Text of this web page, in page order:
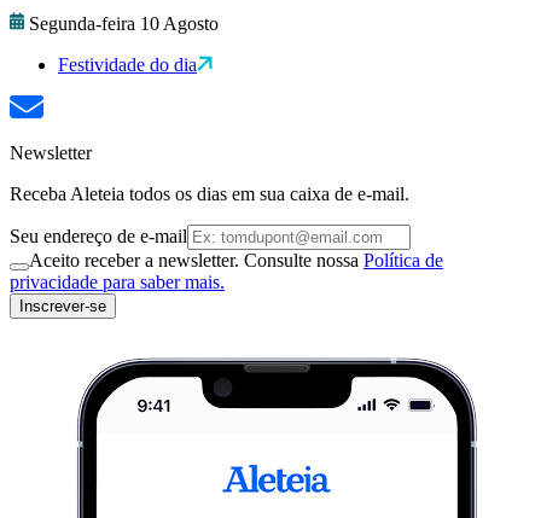
Segunda-feira 10 Agosto
Festividade do dia
Newsletter
Receba Aleteia todos os dias em sua caixa de e-mail.
Seu endereço de e-mail
Aceito receber a newsletter. Consulte nossa Política de
privacidade para saber mais.
Inscrever-se